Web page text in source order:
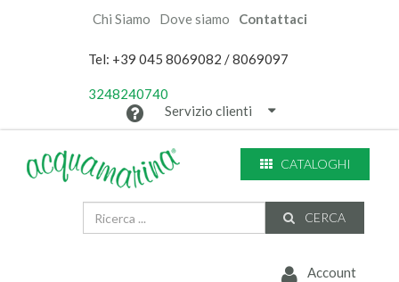
Chi Siamo Dove siamo Contattaci
Tel: +39 045 8069082 / 8069097
3248240740
Servizio clienti
CATALOGHI
CERCA
Account